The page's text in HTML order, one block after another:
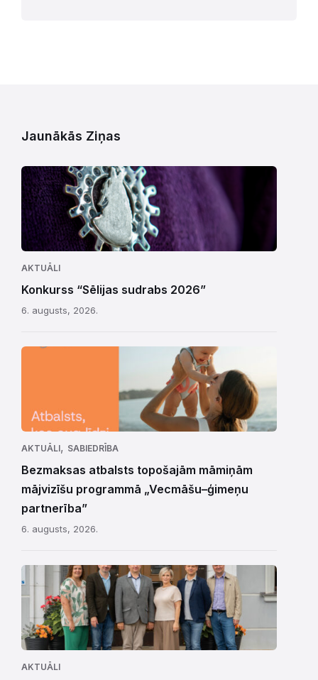
Jaunākās Ziņas
AKTUĀLI
Konkurss “Sēlijas sudrabs 2026”
6. augusts, 2026.
AKTUĀLI, SABIEDRĪBA
Bezmaksas atbalsts topošajām māmiņām
mājvizīšu programmā „Vecmāšu–ģimeņu
partnerība”
6. augusts, 2026.
AKTUĀLI